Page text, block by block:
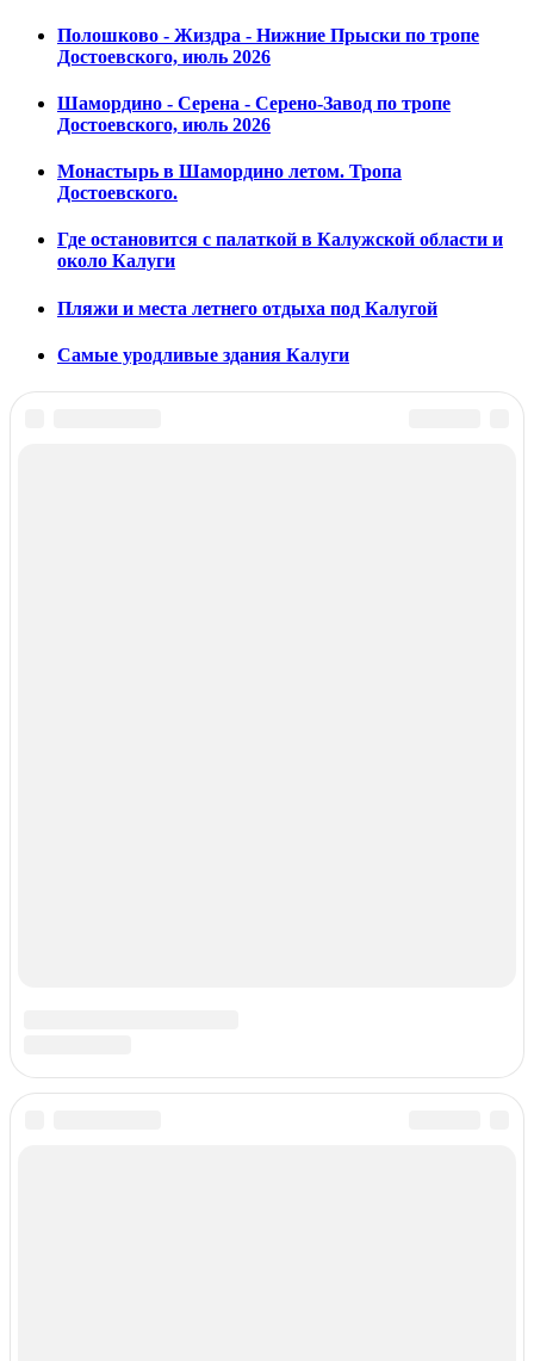
Полошково - Жиздра - Нижние Прыски по тропе
Достоевского, июль 2026
Шамордино - Серена - Серено-Завод по тропе
Достоевского, июль 2026
Монастырь в Шамордино летом. Тропа
Достоевского.
Где остановится с палаткой в Калужской области и
около Калуги
Пляжи и места летнего отдыха под Калугой
Самые уродливые здания Калуги